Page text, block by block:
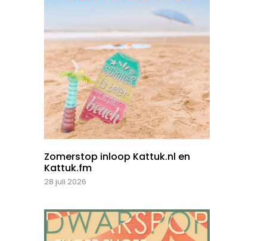
Zomerstop inloop Kattuk.nl en
Kattuk.fm
28 juli 2026